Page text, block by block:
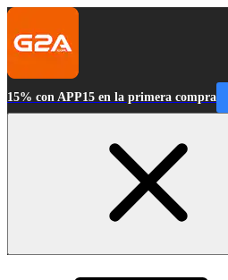
15% con APP15 en la primera compra